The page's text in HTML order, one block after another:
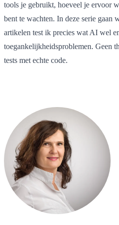
tools je gebruikt, hoeveel je ervoor
bent te wachten. In deze serie gaan
artikelen test ik precies wat AI wel
toegankelijkheidsproblemen. Geen
tests met echte code.